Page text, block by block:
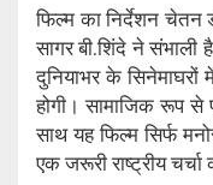
फिल्म का निर्देशन चेतन
सागर बी.शिंदे ने संभाली
दुनियाभर के
होगी। सामाजिक रूप
साथ यह फिल्म सिर्फ
एक जरूरी राष्ट्रीय